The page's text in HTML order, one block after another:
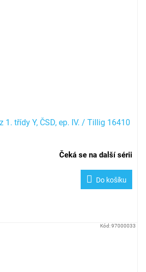
1. třídy Y, ČSD, ep. IV. / Tillig 16410
Čeká se na další sérii
Do košíku
Kód:97000033